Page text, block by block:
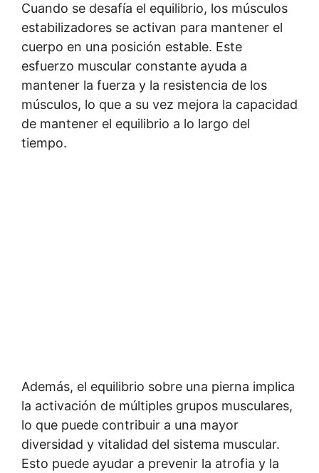
Cuando se desafía el equilibrio, los músculos
estabilizadores se activan para mantener el
cuerpo en una posición estable. Este
esfuerzo muscular constante ayuda a
mantener la fuerza y la resistencia de los
músculos, lo que a su vez mejora la capacidad
de mantener el equilibrio a lo largo del
tiempo.
Además, el equilibrio sobre una pierna implica
la activación de múltiples grupos musculares,
lo que puede contribuir a una mayor
diversidad y vitalidad del sistema muscular.
Esto puede ayudar a prevenir la atrofia y la